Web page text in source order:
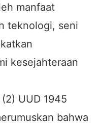
manfaat
teknologi, seni
kesejahteraan
UUD 1945
bahwa